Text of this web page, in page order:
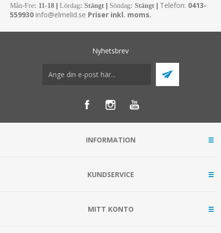
Mån-Fre: 11-18 Lördag: Stängt Söndag: Stängt Telefon: 0413-
559930 info@elmelid.se Priser inkl. moms.
Nyhetsbrev
INFORMATION
KUNDSERVICE
MITT KONTO